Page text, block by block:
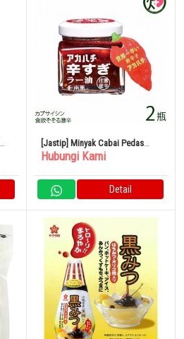
[Jastip] Minyak Cabai Pedas
Akahachi 35g x 2 Botol
Hubungi Kami
Detail